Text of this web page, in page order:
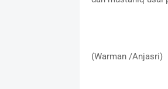
(Warman /Anjasri)